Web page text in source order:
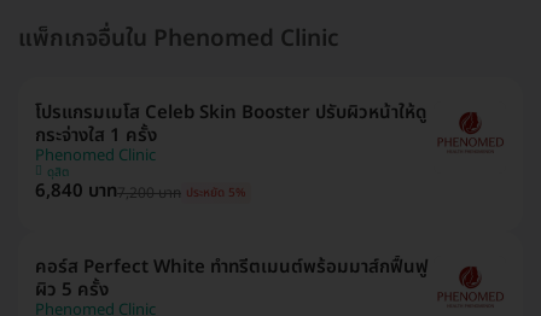
แพ็กเกจอื่นใน Phenomed Clinic
โปรแกรมเมโส Celeb Skin Booster ปรับผิวหน้าให้ดู
กระจ่างใส 1 ครั้ง
Phenomed Clinic
ดุสิต
6,840 บาท7,200 บาท ประหยัด 5%
คอร์ส Perfect White ทำทรีตเมนต์พร้อมมาส์กฟื้นฟู
ผิว 5 ครั้ง
Phenomed Clinic